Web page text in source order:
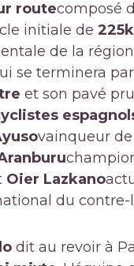
routecomposé
initiale de
de la
se terminera
et son pavé
vainqueur
Oier Lazkano
du contre-
dit au revoir à